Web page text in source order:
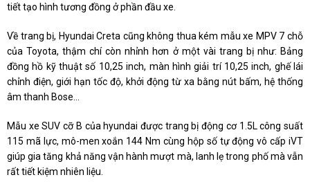
tiết tạo hình tương đồng ở phần đầu xe.
Về trang bị, Hyundai Creta cũng không thua kém mẫu xe MPV 7 chỗ
của Toyota, thậm chí còn nhỉnh hơn ở một vài trang bị như: Bảng
đồng hồ kỹ thuật số 10,25 inch, màn hình giải trí 10,25 inch, ghế lái
chỉnh điện, giới hạn tốc độ, khởi động từ xa bằng nút bấm, hệ thống
âm thanh Bose...
Mẫu xe SUV cỡ B của hyundai được trang bị động cơ 1.5L công suất
115 mã lực, mô-men xoắn 144 Nm cùng hộp số tự động vô cấp iVT
giúp gia tăng khả năng vận hành mượt mà, lanh lẹ trong phố mà vẫn
rất tiết kiệm nhiên liệu.